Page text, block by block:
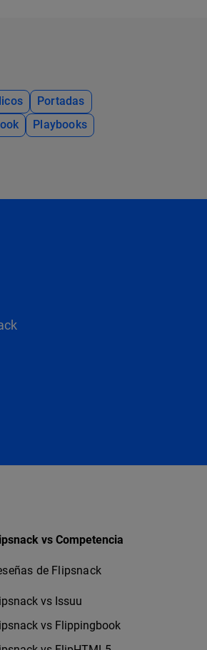
Portadas
Playbooks
vs Competencia
de Flipsnack
vs Issuu
vs Flippingbook